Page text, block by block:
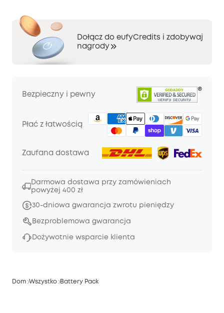
Dołącz do eufyCredits i zdobywaj
nagrody
Bezpieczny i pewny
Płać z łatwością
Zaufana dostawa
Darmowa dostawa przy zamówieniach
powyżej 400 zł
30-dniowa gwarancja zwrotu pieniędzy
Bezproblemowa gwarancja
Dożywotnie wsparcie klienta
Dom Wszystko Battery Pack